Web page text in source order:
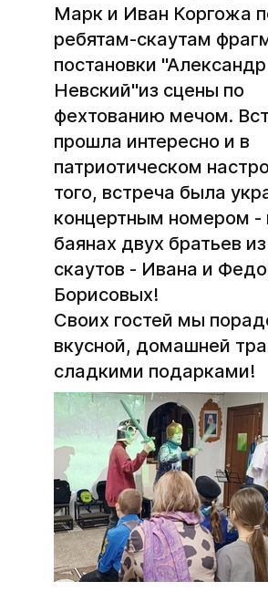
Марк и Иван Коргожа
ребятам-скаутам
постановки "Александр
Невский"из сцены по
фехтованию мечом.
прошла интересно и в
патриотическом
того, встреча была
концертным номером -
баянах двух братьев
скаутов - Ивана и
Борисовых!
Своих гостей мы
вкусной, домашней
сладкими подарками!